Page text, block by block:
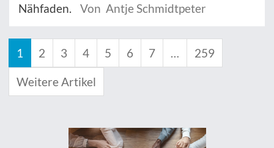
Nähfaden.
Von Antje Schmidtpeter
1 2 3 4 5 6 7 … 259
Weitere Artikel